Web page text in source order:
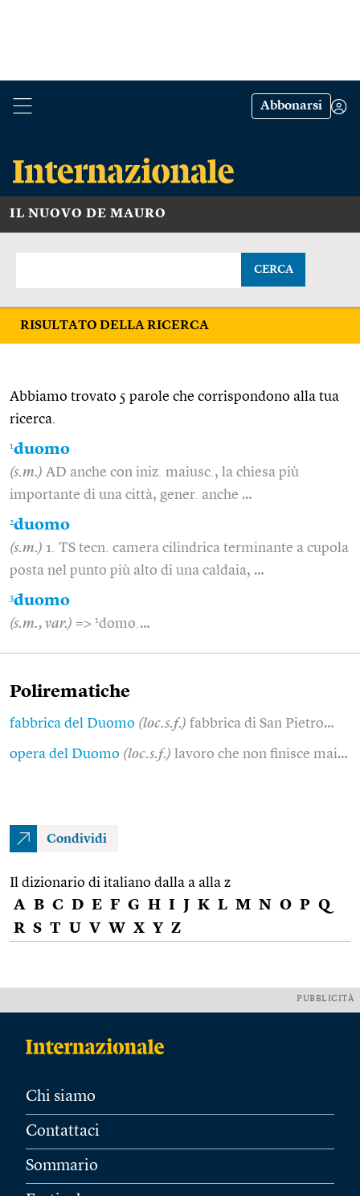
Abbonarsi
IL NUOVO DE MAURO
CERCA
RISULTATO DELLA RICERCA
Abbiamo trovato 5 parole che corrispondono alla tua
ricerca.
1duomo
(s.m.) AD anche con iniz. maiusc., la chiesa più
importante di una città, gener. anche …
2duomo
(s.m.) 1. TS tecn. camera cilindrica terminante a cupola
posta nel punto più alto di una caldaia, …
3duomo
(s.m., var.) => 1domo.…
Polirematiche
fabbrica del Duomo (loc.s.f.) fabbrica di San Pietro…
opera del Duomo (loc.s.f.) lavoro che non finisce mai…
Condividi
Il dizionario di italiano dalla a alla z
A B C D E F G H I J K L M N O P Q
R S T U V W X Y Z
PUBBLICITÀ
Chi siamo
Contattaci
Sommario